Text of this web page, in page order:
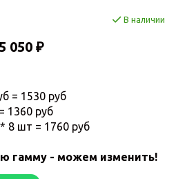
В наличии
5 050 ₽
= 1530 руб
1360 руб
8 шт = 1760 руб
гамму - можем изменить!